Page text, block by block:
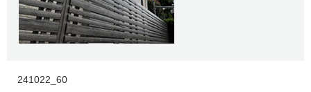
241022_60